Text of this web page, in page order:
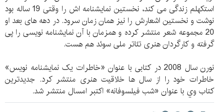
استکهلم زندگی می کند، نخستین نمایشنامه اش را وقتی 19 ساله بود
نوشت و نخستین اشعارش را نیز همان زمان سرود. در دهه های بعد او
20 مجموعه شعر منتشر کرده و همزمان با آن نمایشنامه نویسی را پی
گرفته و کارگردان هنری تئاتر ملی سوئد هم هست.
نورن سال 2008 در کتابی با عنوان «خاطرات یک نمایشنامه نویس»
خاطرات خود را از سال ها خلاقیت هنری منتشر کرد. جدیدترین
کتاب وي با عنوان «شب فیلسوفانه» اکتبر امسال منتشر شد.